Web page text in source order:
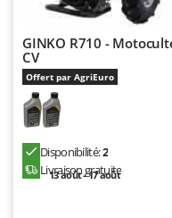
Stiga
Stocker
Sunseeker
T
Tecla
TecnoGen
Tellarini Pompe
GINKO R710 -
CV
Offert par AgriEuro
Disponibilité:2
Livraison gratuite
13 août - 17 août